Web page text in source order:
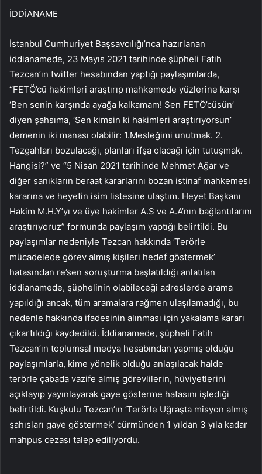
İDDİANAME
İstanbul Cumhuriyet Başsavcılığı’nca hazırlanan
iddianamede, 23 Mayıs 2021 tarihinde şüpheli Fatih
Tezcan’ın twitter hesabından yaptığı paylaşımlarda,
“FETÖ’cü hakimleri araştırıp mahkemede yüzlerine karşı
‘Ben senin karşında ayağa kalkamam! Sen FETÖ’cüsün’
diyen şahsıma, ‘Sen kimsin ki hakimleri araştırıyorsun’
demenin iki manası olabilir: 1.Mesleğimi unutmak. 2.
Tezgahları bozulacağı, planları ifşa olacağı için tutuşmak.
Hangisi?” ve “5 Nisan 2021 tarihinde Mehmet Ağar ve
diğer sanıkların beraat kararlarını bozan istinaf mahkemesi
kararına ve heyetin isim listesine ulaştım. Heyet Başkanı
Hakim M.H.Y’yı ve üye hakimler A.S ve A.A’nın bağlantılarını
araştırıyoruz” formunda paylaşım yaptığı belirtildi. Bu
paylaşımlar nedeniyle Tezcan hakkında ‘Terörle
mücadelede görev almış kişileri hedef göstermek’
hatasından re’sen soruşturma başlatıldığı anlatılan
iddianamede, şüphelinin olabileceği adreslerde arama
yapıldığı ancak, tüm aramalara rağmen ulaşılamadığı, bu
nedenle hakkında ifadesinin alınması için yakalama kararı
çıkartıldığı kaydedildi. İddianamede, şüpheli Fatih
Tezcan’ın toplumsal medya hesabından yapmış olduğu
paylaşımlarla, kime yönelik olduğu anlaşılacak halde
terörle çabada vazife almış görevlilerin, hüviyetlerini
açıklayıp yayınlayarak gaye gösterme hatasını işlediği
belirtildi. Kuşkulu Tezcan’ın ‘Terörle Uğraşta misyon almış
şahısları gaye göstermek’ cürmünden 1 yıldan 3 yıla kadar
mahpus cezası talep ediliyordu.